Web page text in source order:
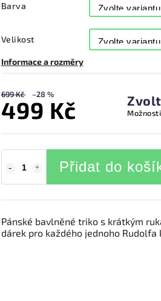
Barva
Velikost
Informace a rozměry
699 Kč –28 %
499 Kč
Přidat do
Pánské bavlněné triko s krátkým
dárek pro každého jednoho Rudolfa